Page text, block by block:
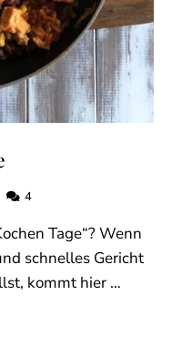
4
Tage“? Wenn
schnelles Gericht
kommt hier …